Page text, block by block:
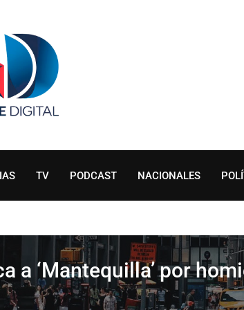
TV PODCAST NACIONALES
a ‘Mantequilla’ por